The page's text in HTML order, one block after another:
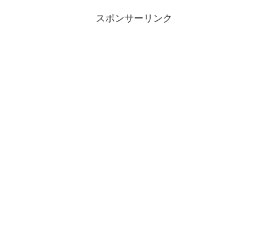
スポンサーリンク